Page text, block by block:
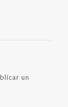
un